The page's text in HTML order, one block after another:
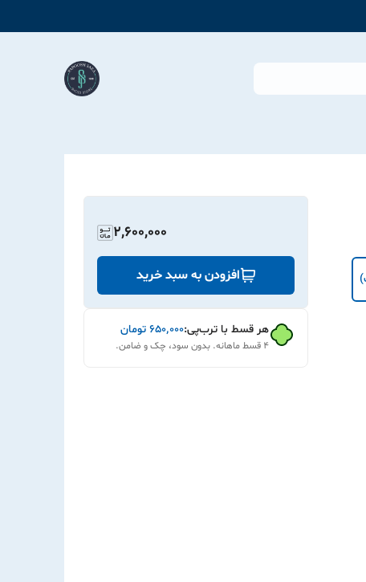
2,600,000
افزودن به سبد خرید
هر قسط با ترب‌پی:۶۵۰٬۰۰۰ تومان
۴ قسط ماهانه. بدون سود، چک و ضامن.